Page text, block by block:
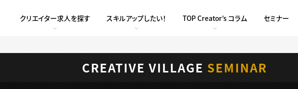
クリエイター求人を探す スキルアップしたい！ TOP Creator’s コラム セミナー
CREATIVE VILLAGE SEMINAR